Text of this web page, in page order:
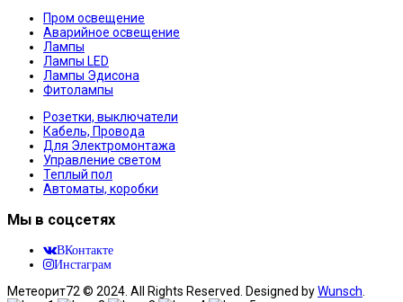
Пром освещение
Аварийное освещение
Лампы
Лампы LED
Лампы Эдисона
Фитолампы
Розетки, выключатели
Кабель, Провода
Для Электромонтажа
Управление светом
Теплый пол
Автоматы, коробки
Мы в соцсетях
ВКонтакте
Инстаграм
Метеорит72 © 2024. All Rights Reserved. Designed byWunsch